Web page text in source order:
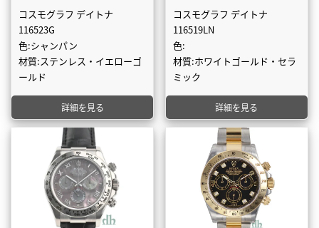
コスモグラフ デイトナ
116523G
色:シャンパン
材質:ステンレス・イエローゴ
ールド
詳細を見る
コスモグラフ デイトナ
116519LN
色:
材質:ホワイトゴールド・セラ
ミック
詳細を見る